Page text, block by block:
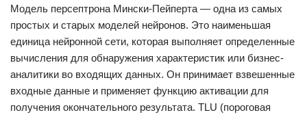
Модель персептрона Мински-Пейперта — одна из самых
простых и старых моделей нейронов. Это наименьшая
единица нейронной сети, которая выполняет определенные
вычисления для обнаружения характеристик или бизнес-
аналитики во входящих данных. Он принимает взвешенные
входные данные и применяет функцию активации для
получения окончательного результата. TLU (пороговая